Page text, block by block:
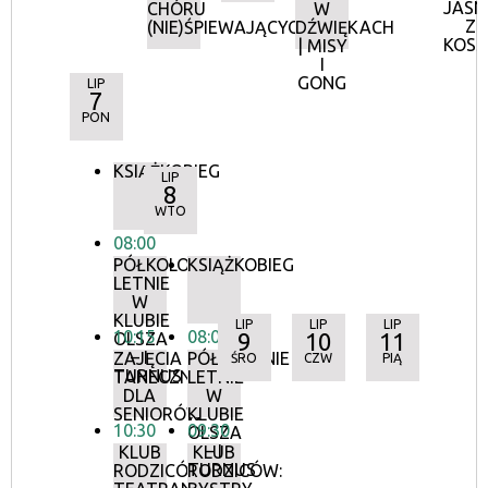
CHÓRU
(NIE)ŚPIEWAJĄCYCH
W
DŹWIĘKACH
| MISY
I
GONG
Z
LIP
7
PON
KSIĄŻKOBIEG
08:00
PÓŁKOLONIE
LETNIE
W
KLUBIE
OLSZA
– I
TURNUS
10:15
ZAJĘCIA
TANECZNE
DLA
SENIORÓW
10:30
KLUB
RODZICÓW:
LIP
8
WTO
KSIĄŻKOBIEG
08:00
PÓŁKOLONIE
LETNIE
W
KLUBIE
OLSZA
– I
TURNUS
09:30
KLUB
RODZICÓW:
LIP
9
ŚRO
LIP
10
CZW
LIP
11
PIĄ